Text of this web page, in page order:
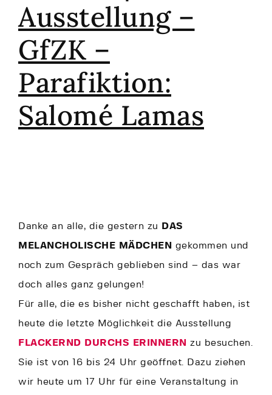
Ausstellung –
GfZK –
Parafiktion:
Salomé Lamas
Danke an alle, die gestern zu
DAS
MELANCHOLISCHE MÄDCHEN gekommen und
noch zum Gespräch geblieben sind – das war
doch alles ganz gelungen!
Für alle, die es bisher nicht geschafft haben, ist
heute die letzte Möglichkeit die Ausstellung
FLACKERND DURCHS ERINNERN zu besuchen.
Sie ist von 16 bis 24 Uhr geöffnet. Dazu ziehen
wir heute um 17 Uhr für eine Veranstaltung in